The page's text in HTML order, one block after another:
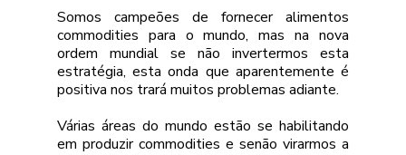
Somos campeões de fornecer alimentos
commodities para o mundo, mas na nova
ordem mundial se não invertermos esta
estratégia, esta onda que aparentemente é
positiva nos trará muitos problemas adiante.
Várias áreas do mundo estão se habilitando
em produzir commodities e senão virarmos a